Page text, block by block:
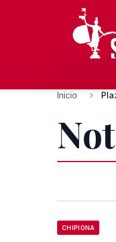
Inicio
CHIPIONA